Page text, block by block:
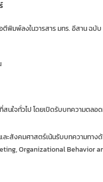
พิมพ์ลงในวารสาร มทร. อีสาน ฉบับ
นใจทั่วไป โดยเปิดรับบทความตลอ
ะสังคมศาสตร์เน้นรับบทความทาง
Organizational Behavior